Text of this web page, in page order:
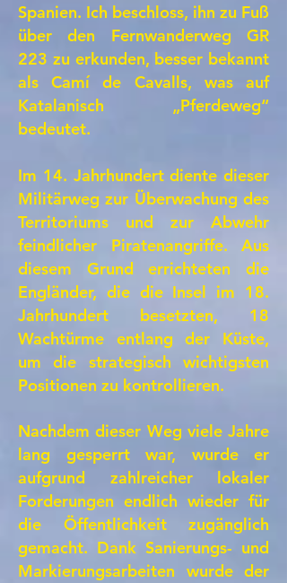
Spanien. Ich beschloss, ihn zu Fuß
über den Fernwanderweg GR
223 zu erkunden, besser bekannt
als Camí de Cavalls, was auf
Katalanisch „Pferdeweg“
bedeutet.
Im 14. Jahrhundert diente dieser
Militärweg zur Überwachung des
Territoriums und zur Abwehr
feindlicher Piratenangriffe. Aus
diesem Grund errichteten die
Engländer, die die Insel im 18.
Jahrhundert besetzten, 18
Wachtürme entlang der Küste,
um die strategisch wichtigsten
Positionen zu kontrollieren.
Nachdem dieser Weg viele Jahre
lang gesperrt war, wurde er
aufgrund zahlreicher lokaler
Forderungen endlich wieder für
die Öffentlichkeit zugänglich
gemacht. Dank Sanierungs- und
Markierungsarbeiten wurde der